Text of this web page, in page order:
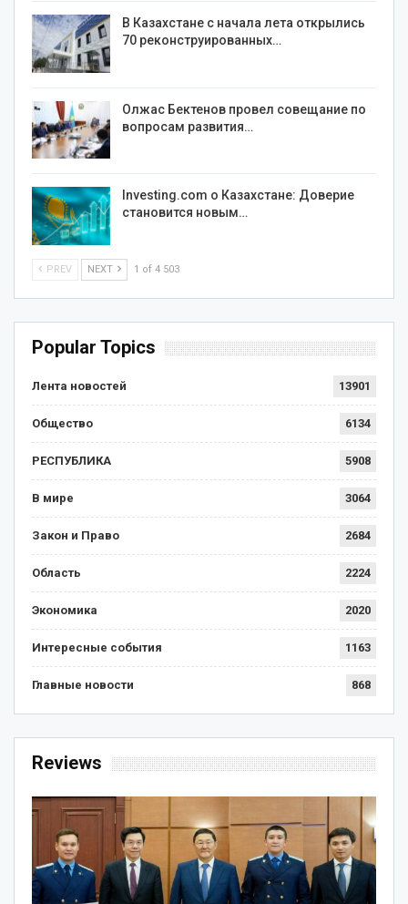
В Казахстане с начала лета открылись
70 реконструированных…
Олжас Бектенов провел совещание по
вопросам развития…
Investing.com о Казахстане: Доверие
становится новым…
PREV NEXT 1 of 4 503
Popular Topics
Лента новостей 13901
Общество 6134
РЕСПУБЛИКА 5908
В мире 3064
Закон и Право 2684
Область 2224
Экономика 2020
Интересные события 1163
Главные новости 868
Reviews